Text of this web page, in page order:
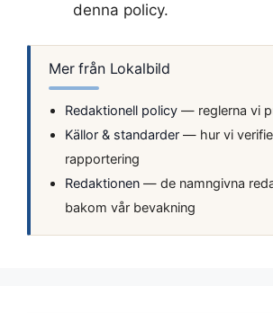
denna policy.
Mer från Lokalbild
Redaktionell policy — reglerna vi
Källor & standarder — hur vi
rapportering
Redaktionen — de namngivna
bakom vår bevakning